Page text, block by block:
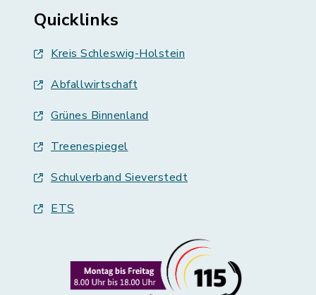
Quicklinks
Kreis Schleswig-Holstein
Abfallwirtschaft
Grünes Binnenland
Treenespiegel
Schulverband Sieverstedt
ETS